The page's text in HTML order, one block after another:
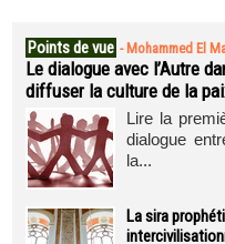
Points de vue - Mohammed El
Le dialogue avec l’Autre
diffuser la culture de la
Lire la
dialogue
la...
La sira